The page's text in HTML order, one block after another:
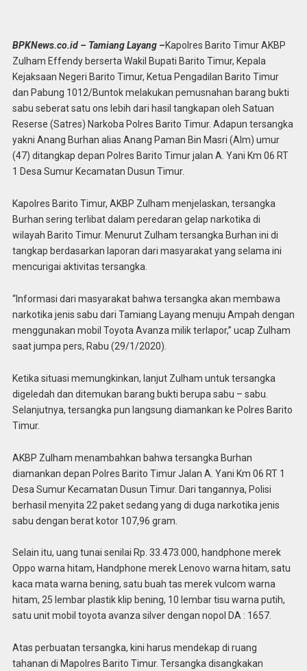
BPKNews.co.id – Tamiang Layang –Kapolres Barito Timur AKBP
Zulham Effendy berserta Wakil Bupati Barito Timur, Kepala
Kejaksaan Negeri Barito Timur, Ketua Pengadilan Barito Timur
dan Pabung 1012/Buntok melakukan pemusnahan barang bukti
sabu seberat satu ons lebih dari hasil tangkapan oleh Satuan
Reserse (Satres) Narkoba Polres Barito Timur. Adapun tersangka
yakni Anang Burhan alias Anang Paman Bin Masri (Alm) umur
(47) ditangkap depan Polres Barito Timur jalan A. Yani Km 06 RT
1 Desa Sumur Kecamatan Dusun Timur.
Kapolres Barito Timur, AKBP Zulham menjelaskan, tersangka
Burhan sering terlibat dalam peredaran gelap narkotika di
wilayah Barito Timur. Menurut Zulham tersangka Burhan ini di
tangkap berdasarkan laporan dari masyarakat yang selama ini
mencurigai aktivitas tersangka.
“Informasi dari masyarakat bahwa tersangka akan membawa
narkotika jenis sabu dari Tamiang Layang menuju Ampah dengan
menggunakan mobil Toyota Avanza milik terlapor,” ucap Zulham
saat jumpa pers, Rabu (29/1/2020).
Ketika situasi memungkinkan, lanjut Zulham untuk tersangka
digeledah dan ditemukan barang bukti berupa sabu – sabu.
Selanjutnya, tersangka pun langsung diamankan ke Polres Barito
Timur.
AKBP Zulham menambahkan bahwa tersangka Burhan
diamankan depan Polres Barito Timur Jalan A. Yani Km 06 RT 1
Desa Sumur Kecamatan Dusun Timur. Dari tangannya, Polisi
berhasil menyita 22 paket sedang yang di duga narkotika jenis
sabu dengan berat kotor 107,96 gram.
Selain itu, uang tunai senilai Rp. 33.473.000, handphone merek
Oppo warna hitam, Handphone merek Lenovo warna hitam, satu
kaca mata warna bening, satu buah tas merek vulcom warna
hitam, 25 lembar plastik klip bening, 10 lembar tisu warna putih,
satu unit mobil toyota avanza silver dengan nopol DA : 1657.
Atas perbuatan tersangka, kini harus mendekap di ruang
tahanan di Mapolres Barito Timur. Tersangka disangkakan